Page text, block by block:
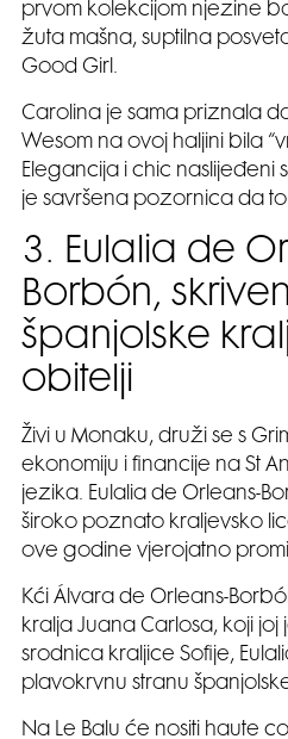
prvom kolekcijom njezine
žuta mašna, suptilna
Good Girl.
Carolina je sama priznala
Wesom na ovoj haljini bila
Elegancija i chic naslijeđeni
je savršena pozornica da
3. Eulalia de
Borbón,
španjolske
obitelji
Živi u Monaku, druži se s
ekonomiju i financije na St
jezika. Eulalia de Orleans-
široko poznato kraljevsko
ove godine vjerojatno
Kći Álvara de Orleans-
kralja Juana Carlosa, koji joj
srodnica kraljice Sofije,
plavokrvnu stranu
Na Le Balu će nositi haute